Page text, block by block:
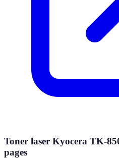
Toner laser Kyocera TK-
pages